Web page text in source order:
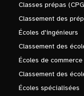
Classes prépas
Classement des
Écoles d'ingénieurs
Classement des
Écoles de commerce
Classement des
Écoles spécialisées